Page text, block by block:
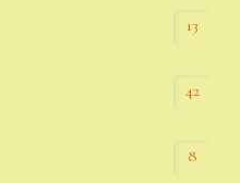
13
42
8